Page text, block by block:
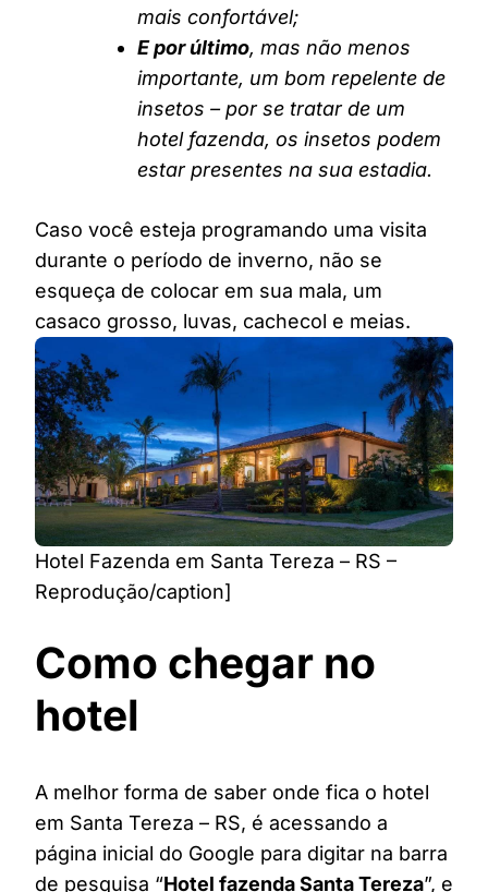
mais confortável;
E por último, mas não menos
importante, um bom repelente de
insetos – por se tratar de um
hotel fazenda, os insetos podem
estar presentes na sua estadia.
Caso você esteja programando uma visita
durante o período de inverno, não se
esqueça de colocar em sua mala, um
casaco grosso, luvas, cachecol e meias.
Hotel Fazenda em Santa Tereza – RS –
Reprodução/caption]
Como chegar no
hotel
A melhor forma de saber onde fica o hotel
em Santa Tereza – RS, é acessando a
página inicial do Google para digitar na barra
de pesquisa “Hotel fazenda Santa Tereza”, e